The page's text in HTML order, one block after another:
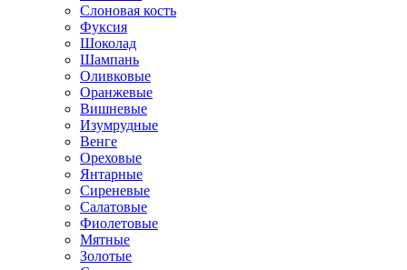
Слоновая кость
Фуксия
Шоколад
Шампань
Оливковые
Оранжевые
Вишневые
Изумрудные
Венге
Ореховые
Янтарные
Сиреневые
Салатовые
Фиолетовые
Мятные
Золотые